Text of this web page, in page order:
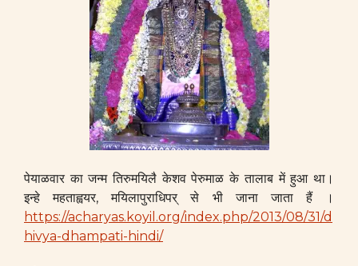
पेयाळवार का जन्म तिरुमयिलै केशव पेरुमाळ के तालाब में हुआ था।
इन्हे महताह्वयर, मयिलापुराधिपर् से भी जाना जाता हैं ।
https://acharyas.koyil.org/index.php/2013/08/31/d
hivya-dhampati-hindi/